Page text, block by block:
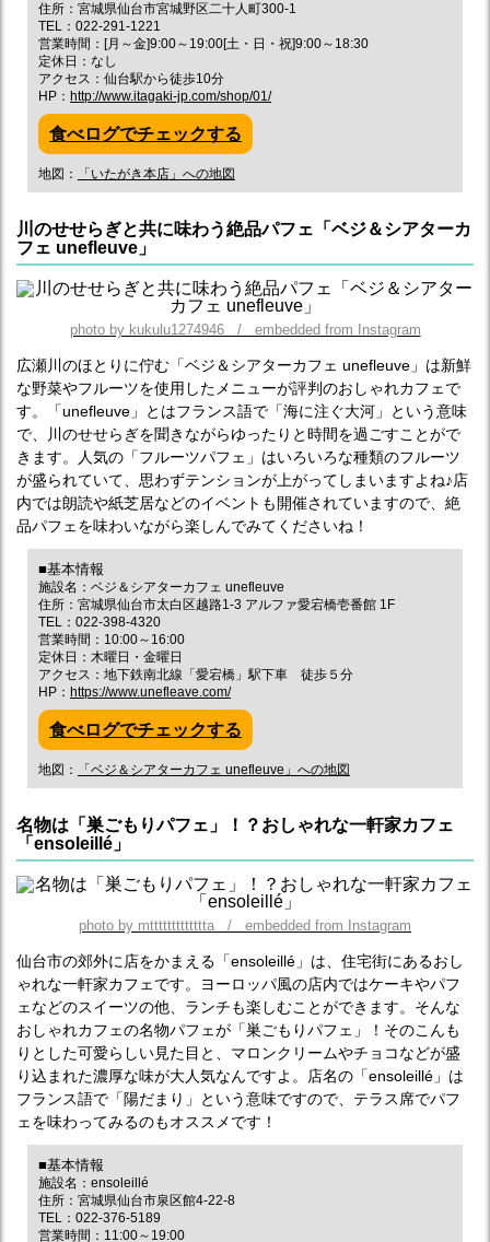
住所：宮城県仙台市宮城野区二十人町300-1
TEL：022-291-1221
営業時間：[月～金]9:00～19:00[土・日・祝]9:00～18:30
定休日：なし
アクセス：仙台駅から徒歩10分
HP： http://www.itagaki-jp.com/shop/01/
食べログでチェックする
地図： 「いたがき本店」への地図
川のせせらぎと共に味わう絶品パフェ「ベジ＆シアターカ
フェ unefleuve」
photo by kukulu1274946 / embedded from Instagram
広瀬川のほとりに佇む「ベジ＆シアターカフェ unefleuve」は新鮮
な野菜やフルーツを使用したメニューが評判のおしゃれカフェで
す。「unefleuve」とはフランス語で「海に注ぐ大河」という意味
で、川のせせらぎを聞きながらゆったりと時間を過ごすことがで
きます。人気の「フルーツパフェ」はいろいろな種類のフルーツ
が盛られていて、思わずテンションが上がってしまいますよね♪店
内では朗読や紙芝居などのイベントも開催されていますので、絶
品パフェを味わいながら楽しんでみてくださいね！
■基本情報
施設名：ベジ＆シアターカフェ unefleuve
住所：宮城県仙台市太白区越路1-3 アルファ愛宕橋壱番館 1F
TEL：022-398-4320
営業時間：10:00～16:00
定休日：木曜日・金曜日
アクセス：地下鉄南北線「愛宕橋」駅下車 徒歩５分
HP： https://www.unefleave.com/
食べログでチェックする
地図： 「ベジ＆シアターカフェ unefleuve」への地図
名物は「巣ごもりパフェ」！？おしゃれな一軒家カフェ
「ensoleillé」
photo by mttttttttttttta / embedded from Instagram
仙台市の郊外に店をかまえる「ensoleillé」は、住宅街にあるおし
ゃれな一軒家カフェです。ヨーロッパ風の店内ではケーキやパフ
ェなどのスイーツの他、ランチも楽しむことができます。そんな
おしゃれカフェの名物パフェが「巣ごもりパフェ」！そのこんも
りとした可愛らしい見た目と、マロンクリームやチョコなどが盛
り込まれた濃厚な味が大人気なんですよ。店名の「ensoleillé」は
フランス語で「陽だまり」という意味ですので、テラス席でパフ
ェを味わってみるのもオススメです！
■基本情報
施設名：ensoleillé
住所：宮城県仙台市泉区館4-22-8
TEL：022-376-5189
営業時間：11:00～19:00